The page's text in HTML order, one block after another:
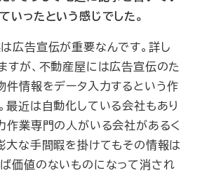
いったという感じでした。
広告宣伝が重要なんです。詳し
すが、不動産屋には広告宣伝のた
件情報をデータ入力するという作
最近は自動化している会社もあり
作業専門の人がいる会社があるく
大な手間暇を掛けてもその情報は
価値のないものになって消され